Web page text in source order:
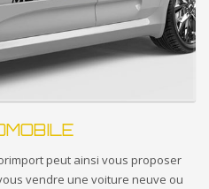
peut ainsi vous proposer
vendre une voiture neuve ou